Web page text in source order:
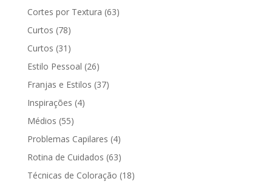
Cortes por Textura (63)
Curtos (78)
Curtos (31)
Estilo Pessoal (26)
Franjas e Estilos (37)
Inspirações (4)
Médios (55)
Problemas Capilares (4)
Rotina de Cuidados (63)
Técnicas de Coloração (18)